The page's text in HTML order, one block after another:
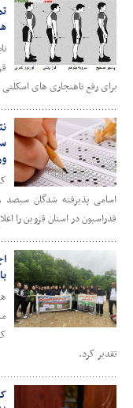
برای رفع ناهنجاری های اسکلتی
اسامی پذیرفته شدگان
فدراسیون در استان قزوین را
تقدیر کرد.